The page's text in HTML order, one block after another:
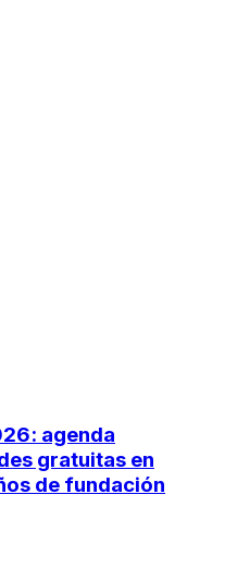
agenda
gratuitas en
de fundación